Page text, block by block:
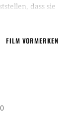
dass sie
kann ihn
FILM VORMERKEN